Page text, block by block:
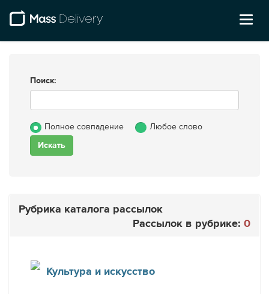
Поиск:
Полное совпадение Любое слово
Рубрика каталога рассылок
Рассылок в рубрике: 0
Культура и искусство